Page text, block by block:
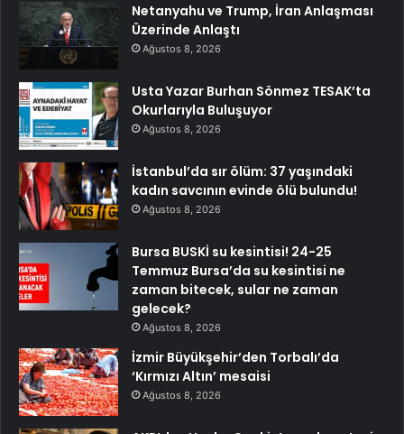
Netanyahu ve Trump, İran Anlaşması
Üzerinde Anlaştı
Ağustos 8, 2026
Usta Yazar Burhan Sönmez TESAK’ta
Okurlarıyla Buluşuyor
Ağustos 8, 2026
İstanbul’da sır ölüm: 37 yaşındaki
kadın savcının evinde ölü bulundu!
Ağustos 8, 2026
Bursa BUSKİ su kesintisi! 24-25
Temmuz Bursa’da su kesintisi ne
zaman bitecek, sular ne zaman
gelecek?
Ağustos 8, 2026
İzmir Büyükşehir’den Torbalı’da
‘Kırmızı Altın’ mesaisi
Ağustos 8, 2026